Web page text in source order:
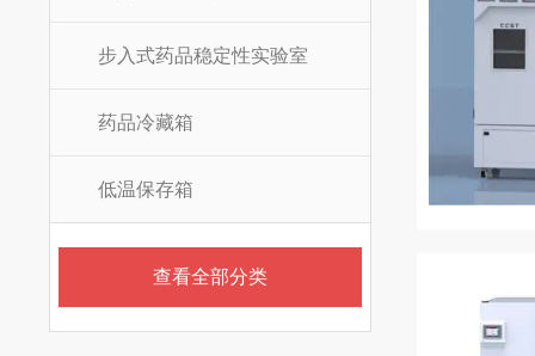
步入式药品稳定性实验室
药品冷藏箱
低温保存箱
查看全部分类